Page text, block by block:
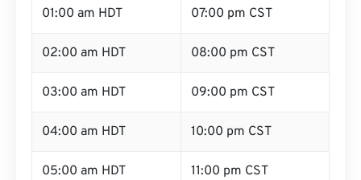
01:00 am HDT 07:00 pm CST
02:00 am HDT 08:00 pm CST
03:00 am HDT 09:00 pm CST
04:00 am HDT 10:00 pm CST
05:00 am HDT 11:00 pm CST